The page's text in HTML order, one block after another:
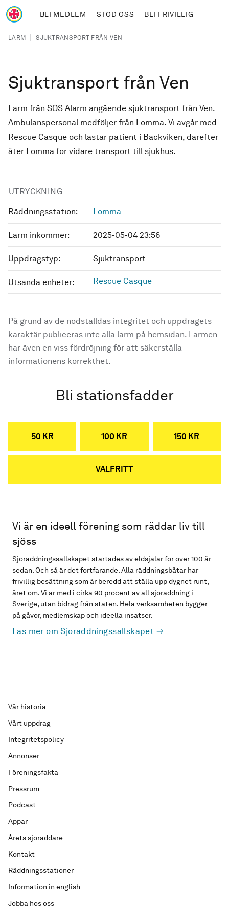
Hoppa till huvudinnehåll
BLI MEDLEM STÖD OSS BLI FRIVILLIG
Länkstig
LARM | SJUKTRANSPORT FRÅN VEN
Sjuktransport från Ven
Larm från SOS Alarm angående sjuktransport från Ven.
Ambulanspersonal medföljer från Lomma. Vi avgår med
Rescue Casque och lastar patient i Bäckviken, därefter
åter Lomma för vidare transport till sjukhus.
UTRYCKNING
Räddningsstation: Lomma
Larm inkommer: 2025-05-04 23:56
Uppdragstyp: Sjuktransport
Utsända enheter: Rescue Casque
På grund av de nödställdas integritet och uppdragets
karaktär publiceras inte alla larm på hemsidan. Larmen
har även en viss fördröjning för att säkerställa
informationens korrekthet.
Bli stationsfadder
50 KR 100 KR 150 KR
VALFRITT
Vi är en ideell förening som räddar liv till
sjöss
Sjöräddningssällskapet startades av eldsjälar för över 100 år
sedan. Och så är det fortfarande. Alla räddningsbåtar har
frivillig besättning som är beredd att ställa upp dygnet runt,
året om. Vi är med i cirka 90 procent av all sjöräddning i
Sverige, utan bidrag från staten. Hela verksamheten bygger
på gåvor, medlemskap och ideella insatser.
Läs mer om Sjöräddningssällskapet
Vår historia
Vårt uppdrag
Integritetspolicy
Annonser
Föreningsfakta
Pressrum
Podcast
Appar
Årets sjöräddare
Kontakt
Räddningsstationer
Information in english
Jobba hos oss